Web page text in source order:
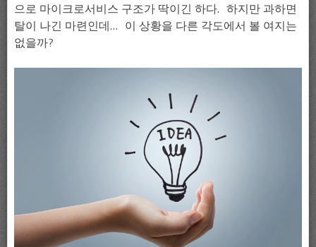
으로 마이크로서비스 구조가 딱이긴 하다. 하지만 과하면
탈이 나긴 마련인데… 이 상황을 다른 각도에서 볼 여지는
없을까?